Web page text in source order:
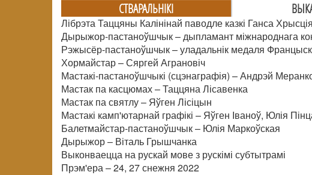
СТВАРАЛЬНIКI
Лібрэта Таццяны Калінінай паводле казкі Ганса
Дырыжор-пастаноўшчык – дыпламант міжнароднага
Рэжысёр-пастаноўшчык – уладальнік медаля
Хормайстар – Сяргей Аграновіч
Мастакі-пастаноўшчыкі (сцэнаграфія) – Андрэй
Мастак па касцюмах – Таццяна Лісавенка
Мастак па святлу – Яўген Лісіцын
Мастакі камп'ютарнай графікі – Яўген Іваноў, Юлія
Балетмайстар-пастаноўшчык – Юлія Маркоўская
Дырыжор – Віталь Грышчанка
Выконваецца на рускай мове з рускімі субтытрамі
Прэм'ера – 24, 27 снежня 2022